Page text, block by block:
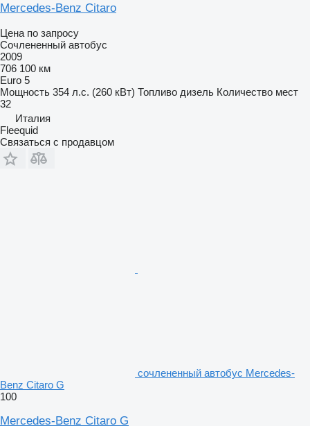
Mercedes-Benz Citaro
Цена по запросу
Сочлененный автобус
2009
706 100 км
Euro 5
Мощность 354 л.с. (260 кВт) Топливо дизель Количество мест
32
Италия
Fleequid
Связаться с продавцом
сочлененный автобус Mercedes-
Benz Citaro G
100
Mercedes-Benz Citaro G